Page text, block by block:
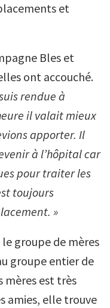
et
Bles et
ont accouché.
rendue à
il valait mieux
apporter. Il
à l’hôpital car
pour traiter les
toujours
»
groupe de mères
groupe entier de
mères est très
amies, elle trouve